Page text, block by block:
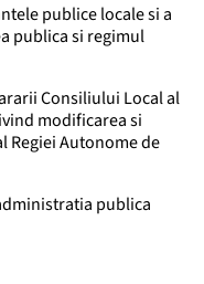
publice locale si a
publica si regimul
Consiliului Local al
modificarea si
Regiei Autonome de
publica